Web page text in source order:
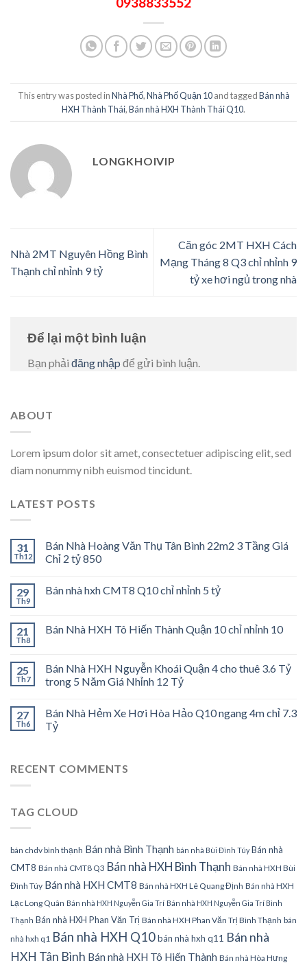
This entry was posted inNhà Phố,Nhà Phố Quận 10and taggedBán nhà
HXH Thành Thái,Bán nhà HXH Thành Thái Q10.
LONGKHOIVIP
Nhà 2MT Nguyên Hồng Bình
Thạnh chỉ nhỉnh 9 tỷ
Căn góc 2MT HXH Cách
Mạng Tháng 8 Q3 chỉ nhỉnh 9
tỷ xe hơi ngủ trong nhà
Để lại một bình luận
Bạn phải đăng nhập để gửi bình luận.
ABOUT
Lorem ipsum dolor sit amet, consectetuer adipiscing elit, sed
diam nonummy nibh euismod tincidunt.
LATEST POSTS
31
Th12
Bán Nhà Hoàng Văn Thụ Tân Bình 22m2 3 Tầng Giá
Chỉ 2 tỷ 850
29
Th9
Bán nhà hxh CMT8 Q10 chỉ nhỉnh 5 tỷ
21
Th8
Bán Nhà HXH Tô Hiến Thành Quận 10 chỉ nhỉnh 10
25
Th7
Bán Nhà HXH Nguyễn Khoái Quận 4 cho thuê 3.6 Tỷ
trong 5 Năm Giá Nhỉnh 12 Tỷ
27
Th6
Bán Nhà Hẻm Xe Hơi Hòa Hảo Q10 ngang 4m chỉ 7.3
Tỷ
RECENT COMMENTS
TAG CLOUD
bán chdv bình thạnh Bán nhà Bình Thạnh bán nhà Bùi Đình Túy Bán nhà
CMT8 Bán nhà CMT8 Q3 Bán nhà HXH Bình Thạnh Bán nhà HXH Bùi
Đình Túy Bán nhà HXH CMT8 Bán nhà HXH Lê Quang Định Bán nhà HXH
Lạc Long Quân Bán nhà HXH Nguyễn Gia Trí Bán nhà HXH Nguyễn Gia Trí Bình
Thạnh Bán nhà HXH Phan Văn Trị Bán nhà HXH Phan Văn Trị Bình Thạnh bán
nhà hxh q1 Bán nhà HXH Q10bán nhà hxh q11 Bán nhà
HXH Tân Bình Bán nhà HXH Tô Hiến Thành Bán nhà Hòa Hưng